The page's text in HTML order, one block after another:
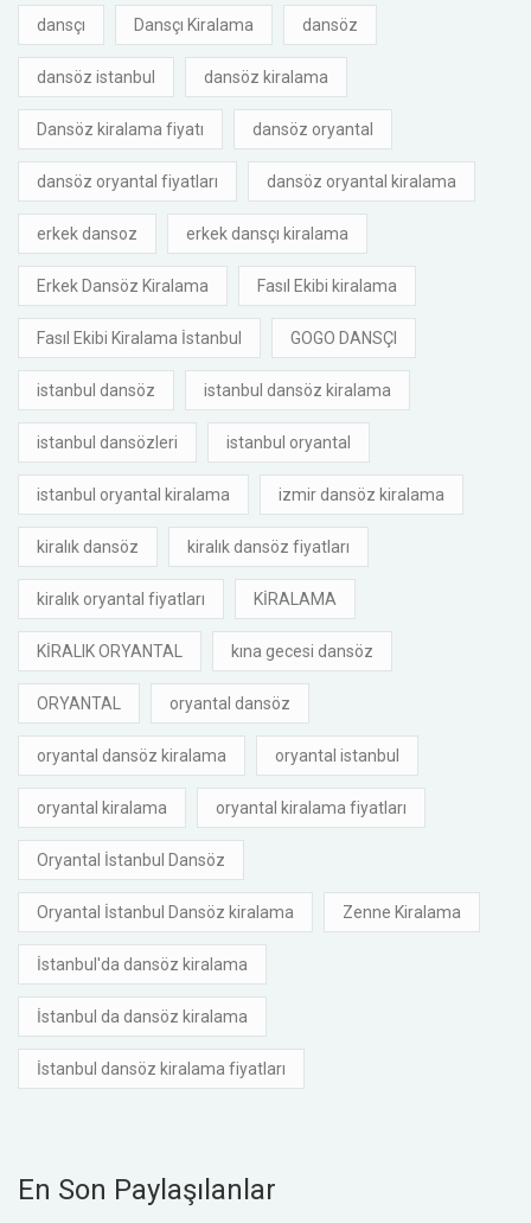
dansçı Dansçı Kiralama dansöz
dansöz istanbul dansöz kiralama
Dansöz kiralama fiyatı dansöz oryantal
dansöz oryantal fiyatları dansöz oryantal kiralama
erkek dansoz erkek dansçı kiralama
Erkek Dansöz Kiralama Fasıl Ekibi kiralama
Fasıl Ekibi Kiralama İstanbul GOGO DANSÇI
istanbul dansöz istanbul dansöz kiralama
istanbul dansözleri istanbul oryantal
istanbul oryantal kiralama izmir dansöz kiralama
kiralık dansöz kiralık dansöz fiyatları
kiralık oryantal fiyatları KİRALAMA
KİRALIK ORYANTAL kına gecesi dansöz
ORYANTAL oryantal dansöz
oryantal dansöz kiralama oryantal istanbul
oryantal kiralama oryantal kiralama fiyatları
Oryantal İstanbul Dansöz
Oryantal İstanbul Dansöz kiralama Zenne Kiralama
İstanbul'da dansöz kiralama
İstanbul da dansöz kiralama
İstanbul dansöz kiralama fiyatları
En Son Paylaşılanlar